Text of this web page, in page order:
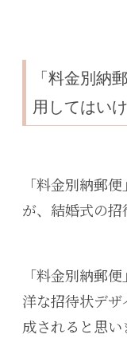
「料金別納
用してはい
「料金別納郵
が、結婚式の招
「料金別納郵
洋な招待状デ
成されると思い